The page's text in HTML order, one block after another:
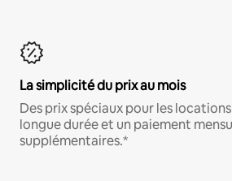
La simplicité du prix au mois
Des prix spéciaux pour les
longue durée et un paiement
supplémentaires.*